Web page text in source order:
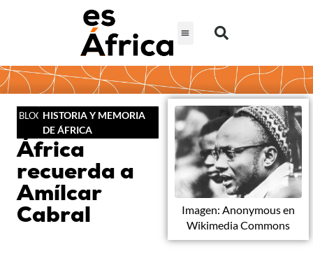
BLOG HISTORIA Y MEMORIA
DE ÁFRICA
África
recuerda a
Amílcar
Cabral
Imagen: Anonymous en
Wikimedia Commons